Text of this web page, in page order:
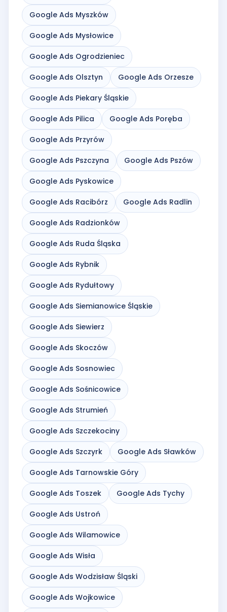
Google Ads Myszków
Google Ads Mysłowice
Google Ads Ogrodzieniec
Google Ads Olsztyn Google Ads Orzesze
Google Ads Piekary Śląskie
Google Ads Pilica Google Ads Poręba
Google Ads Przyrów
Google Ads Pszczyna Google Ads Pszów
Google Ads Pyskowice
Google Ads Racibórz Google Ads Radlin
Google Ads Radzionków
Google Ads Ruda Śląska
Google Ads Rybnik
Google Ads Rydułtowy
Google Ads Siemianowice Śląskie
Google Ads Siewierz
Google Ads Skoczów
Google Ads Sosnowiec
Google Ads Sośnicowice
Google Ads Strumień
Google Ads Szczekociny
Google Ads Szczyrk Google Ads Sławków
Google Ads Tarnowskie Góry
Google Ads Toszek Google Ads Tychy
Google Ads Ustroń
Google Ads Wilamowice
Google Ads Wisła
Google Ads Wodzisław Śląski
Google Ads Wojkowice